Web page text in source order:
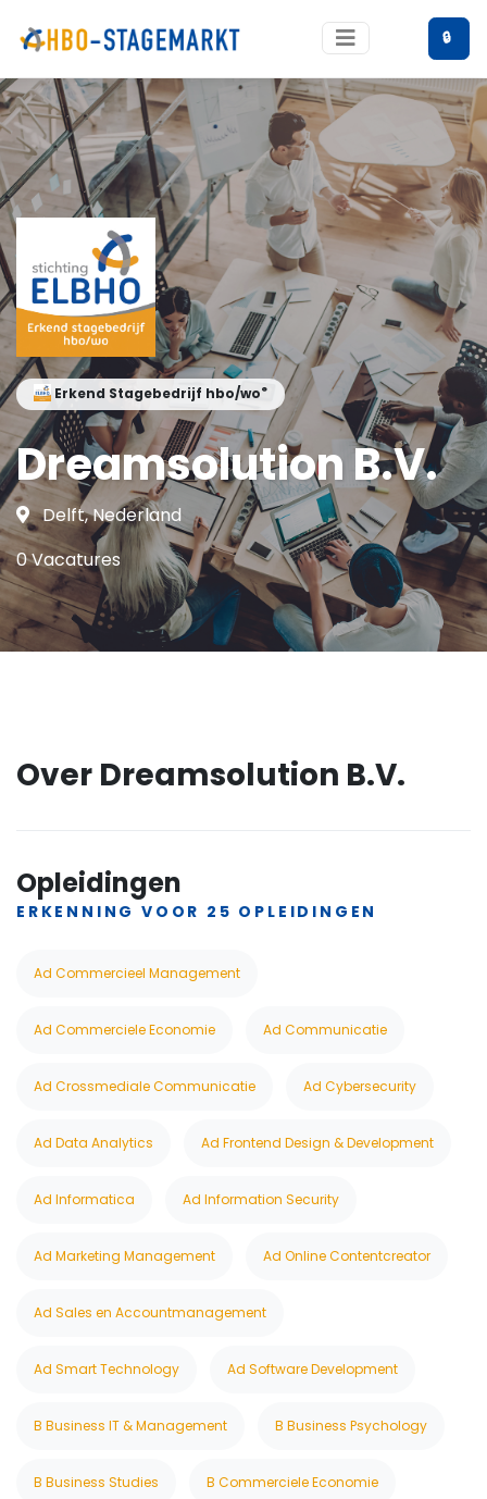
🔒
Erkend Stagebedrijf hbo/wo®
Dreamsolution B.V.
Delft, Nederland
0 Vacatures
Over Dreamsolution B.V.
Opleidingen
ERKENNING VOOR 25 OPLEIDINGEN
Ad Commercieel Management
Ad Commerciele Economie Ad Communicatie
Ad Crossmediale Communicatie Ad Cybersecurity
Ad Data Analytics Ad Frontend Design & Development
Ad Informatica Ad Information Security
Ad Marketing Management Ad Online Contentcreator
Ad Sales en Accountmanagement
Ad Smart Technology Ad Software Development
B Business IT & Management B Business Psychology
B Business Studies B Commerciele Economie